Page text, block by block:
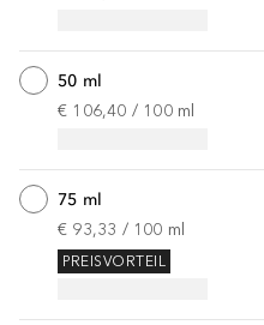
50 ml
€ 106,40 / 100 ml
75 ml
€ 93,33 / 100 ml
PREISVORTEIL